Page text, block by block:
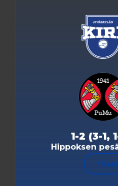
1-2 (3-1,
Hippoksen